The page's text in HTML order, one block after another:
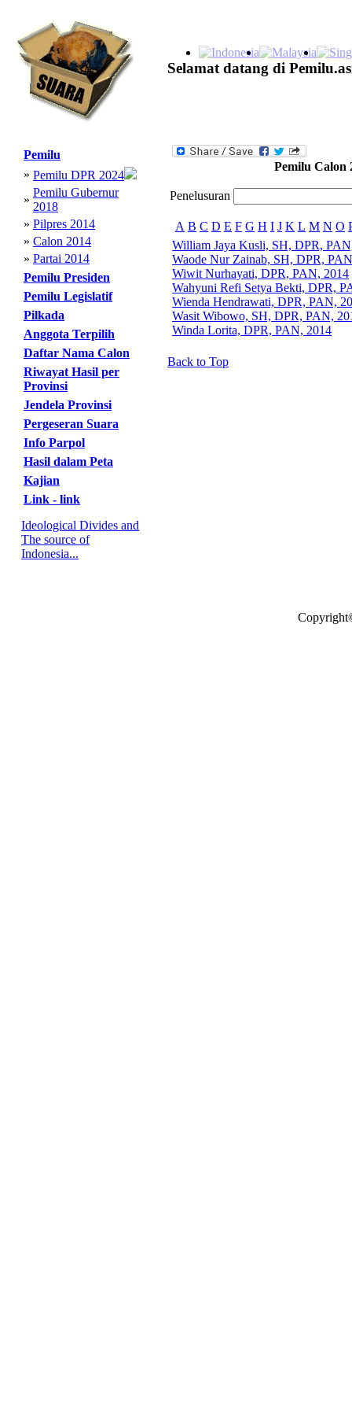
Selamat datang di
Pemilu
» Pemilu DPR 2024
»
Pemilu Gubernur
2018
» Pilpres 2014
» Calon 2014
» Partai 2014
Pemilu Presiden
Pemilu Legislatif
Pilkada
Anggota Terpilih
Daftar Nama Calon
Riwayat Hasil per
Provinsi
Jendela Provinsi
Pergeseran Suara
Info Parpol
Hasil dalam Peta
Kajian
Link - link
Ideological Divides and
The source of
Indonesia...
Pemilu Calon
Penelusuran
A B C D E F G H I J K L M N O
William Jaya Kusli, SH, DPR,
Waode Nur Zainab, SH, DPR,
Wiwit Nurhayati, DPR, PAN, 2014
Wahyuni Refi Setya Bekti, DPR,
Wienda Hendrawati, DPR, PAN,
Wasit Wibowo, SH, DPR, PAN,
Winda Lorita, DPR, PAN, 2014
Back to Top